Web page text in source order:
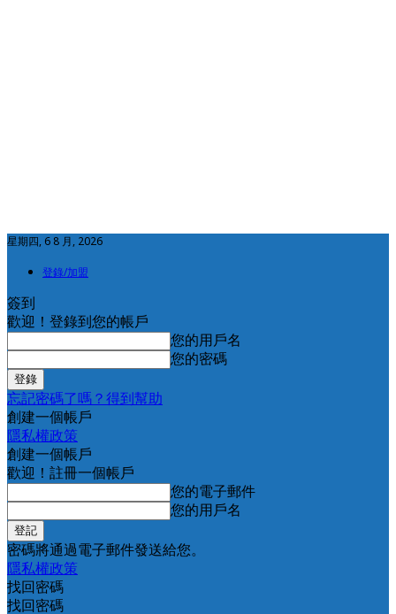
星期四, 6 8 月, 2026
登錄/加盟
簽到
歡迎！登錄到您的帳戶
您的用戶名
您的密碼
忘記密碼了嗎？得到幫助
創建一個帳戶
隱私權政策
創建一個帳戶
歡迎！註冊一個帳戶
您的電子郵件
您的用戶名
密碼將通過電子郵件發送給您。
隱私權政策
找回密碼
找回密碼